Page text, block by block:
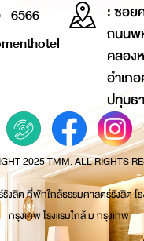
6566
: ซอย
ถนนพ
คลอง
อำเภ
ปทุมธ
2025 TMM. ALL RIGHTS
รังสิต ที่พักใกล้ธรรมศาสตร์รังสิต โ
กรุงเทพ โรงแรมใกล้ ม กรุงเทพ